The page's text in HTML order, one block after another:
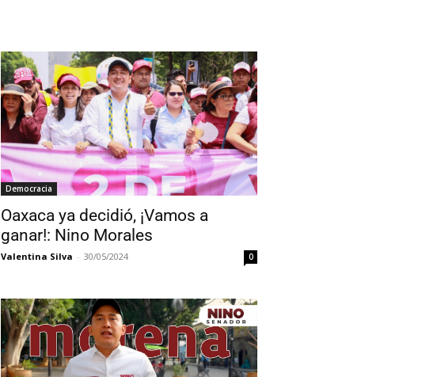
Democracia
Oaxaca ya decidió, ¡Vamos a
ganar!: Nino Morales
Valentina Silva - 30/05/2024 0